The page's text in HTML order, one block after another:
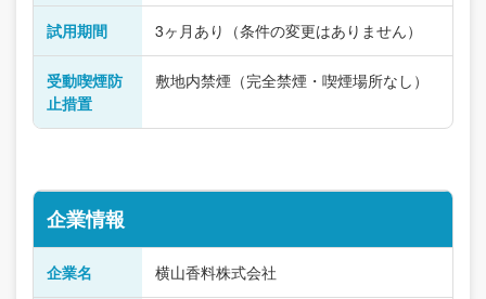
試用期間 3ヶ月あり（条件の変更はありません）
受動喫煙防
止措置
敷地内禁煙（完全禁煙・喫煙場所なし）
企業情報
企業名 横山香料株式会社